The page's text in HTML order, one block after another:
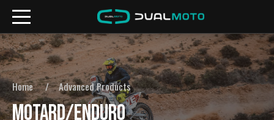
Home Advanced Products
MOTARD/ENDURO